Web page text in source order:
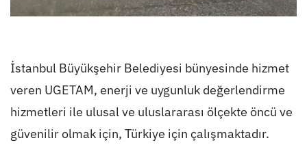
İstanbul Büyükşehir Belediyesi bünyesinde hizmet
veren UGETAM, enerji ve uygunluk değerlendirme
hizmetleri ile ulusal ve uluslararası ölçekte öncü ve
güvenilir olmak için, Türkiye için çalışmaktadır.